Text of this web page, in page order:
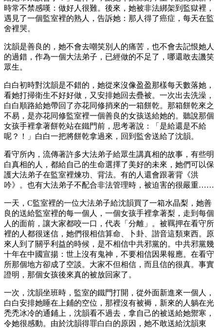
時常不禁感嘆：做好人很難。後來，她被非法綁架到監獄裡，
遇見了一個監室裡的熟人，告訴她：那人得了癌症，每天在監
舍裡哭。
沈韻是善良的，她不會去嘲笑別人的痛苦，也不會去記恨她人
的過錯，作為一個大法弟子，已經做的不足了，哪還敢去譏笑
眾生。
白白初時對沈韻是不錯的，她從來沒像盈盈那樣每天數落她，
看她打掃衛生不好好做，又安排她回去疊被。一次出去洗澡，
白白順路給她帶回了亦花同修捎來的一箱餅乾。那箱餅乾來之
不易，是亦花同修監室裡一個善良的女孩送給她的。聽說那個
女孩手裡拿著餅乾站在鐵門前，思考著說：「是給還是不給
呢？！」白白一把將餅乾拿過來，回到監舍送給了沈韻。
看守所內，流傳著許多大法弟子給眾生講真相的故事，有些明
白真相的人，都給自己的生命選擇了美好的未來，她們可以保
護大法弟子在監室裡煉功、背法。有的人還會跟著背《洪
吟》。也有大法弟子不配合非法管理時，被迫害的很嚴重……
一天，C監室裡的一位大法弟子給沈韻買了一箱水晶梨，她善
良的送給監室裡的每一個人，一個女孩手裡拿著梨，走到每個
人的面前，讓大家都咬一口，代表「分離」。被羈押在看守所
裡的人都很迷信，她們很相信算命、卜卦、諧音這類東西。原
來人到了關乎利益的時候，是不相信中共邪黨的。中共邪黨幾
十年在中國宣揚：世上沒有鬼神，不要相信因果報應。在看守
所那個地方卻成了空談。大家不但相信，而且信的很真。事實
證明，那個女孩後來真的被放回家了。
一次，沈韻坐班時，監室的鐵門打開，從外面新進來一個人，
白白安排她睡在上鋪的空位，那裡沒有被褥，新來的人躺在光
禿禿冰冷的通鋪上，沈韻看不過去，拿自己的被送給她禦寒，
令她很感動。由於沈韻得罪白白的原因，她不敢送給沈韻東